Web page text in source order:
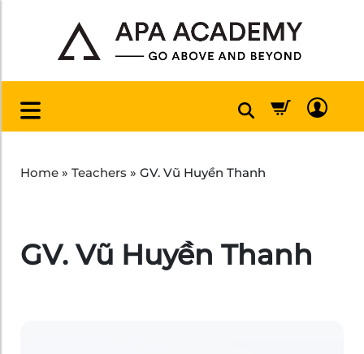
Home » Teachers » GV. Vũ Huyền Thanh
GV. Vũ Huyền Thanh